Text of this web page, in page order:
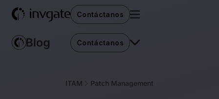
Contáctanos
Contáctanos
ITAM Patch Management